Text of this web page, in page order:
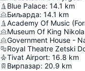
Blue Palace: 14.1 km
Биљарда: 14.1 km
Academy Of Music
Museum Of King
Government House -
Royal Theatre Zetski
Tivat Airport: 16.8 km
Вирпазар: 20.9 km